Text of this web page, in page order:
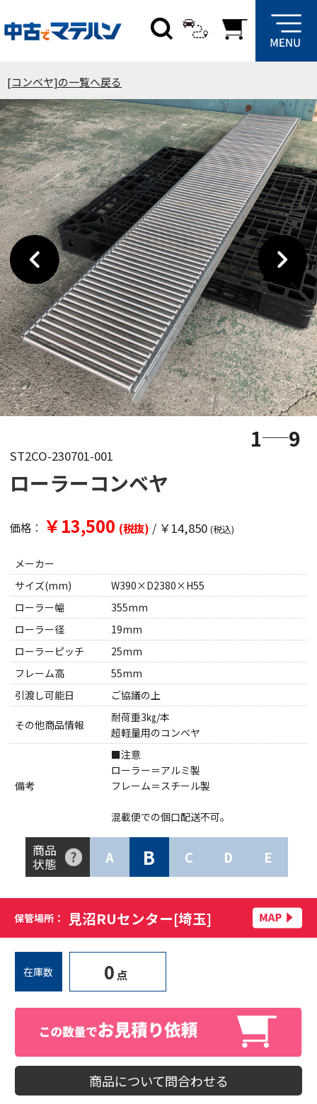
[コンベヤ]の一覧へ戻る
1 9
ST2CO-230701-001
ローラーコンベヤ
価格： ￥13,500 (税抜) / ￥14,850 (税込)
メーカー
サイズ(mm)
W390×D2380×H55
ローラー幅
355mm
ローラー径
19mm
ローラーピッチ
25mm
フレーム高
55mm
引渡し可能日
ご協議の上
その他商品情報
耐荷重3㎏/本
超軽量用のコンベヤ
備考
■注意
ローラー＝アルミ製
フレーム＝スチール製
混載便での個口配送不可。
商品
状態
A B C D E
保管場所： 見沼RUセンター[埼玉]
在庫数 0 点
商品について問合わせる